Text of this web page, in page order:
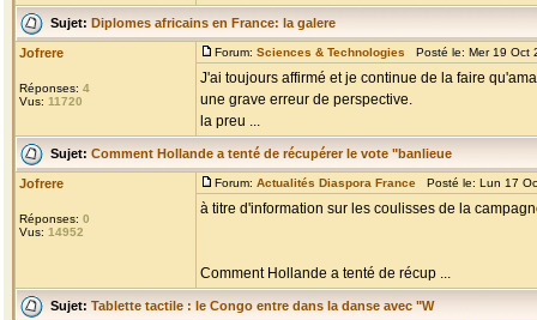
Sujet: Diplomes africains en France: la galere
Jofrere
Réponses: 4
Vus: 11720
Forum: Sciences & Technologies Posté le: Mer 19
J'ai toujours affirmé et je continue de la faire
une grave erreur de perspective.
la preu ...
Sujet: Comment Hollande a tenté de récupérer le vote "banlieue
Jofrere
Réponses: 0
Vus: 14952
Forum: Actualités Diaspora France Posté le: Lun 17
à titre d'information sur les coulisses de la
Comment Hollande a tenté de récup ...
Sujet: Tablette tactile : le Congo entre dans la danse avec "W